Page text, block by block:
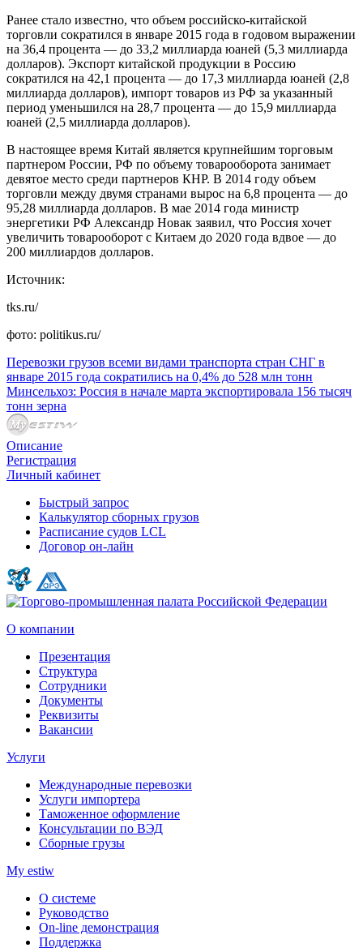
Ранее стало известно, что объем российско-китайской
торговли сократился в январе 2015 года в годовом выражении
на 36,4 процента — до 33,2 миллиарда юаней (5,3 миллиарда
долларов). Экспорт китайской продукции в Россию
сократился на 42,1 процента — до 17,3 миллиарда юаней (2,8
миллиарда долларов), импорт товаров из РФ за указанный
период уменьшился на 28,7 процента — до 15,9 миллиарда
юаней (2,5 миллиарда долларов).
В настоящее время Китай является крупнейшим торговым
партнером России, РФ по объему товарооборота занимает
девятое место среди партнеров КНР. В 2014 году объем
торговли между двумя странами вырос на 6,8 процента — до
95,28 миллиарда долларов. В мае 2014 года министр
энергетики РФ Александр Новак заявил, что Россия хочет
увеличить товарооборот с Китаем до 2020 года вдвое — до
200 миллиардов долларов.
Источник:
tks.ru/
фото: politikus.ru/
Перевозки грузов всеми видами транспорта стран СНГ в
январе 2015 года сократились на 0,4% до 528 млн тонн
Минсельхоз: Россия в начале марта экспортировала 156 тысяч
тонн зерна
Описание
Регистрация
Личный кабинет
Быстрый запрос
Калькулятор сборных грузов
Расписание судов LCL
Договор он-лайн
О компании
Презентация
Структура
Сотрудники
Документы
Реквизиты
Вакансии
Услуги
Международные перевозки
Услуги импортера
Таможенное оформление
Консультации по ВЭД
Сборные грузы
My estiw
О системе
Руководство
On-line демонстрация
Поддержка